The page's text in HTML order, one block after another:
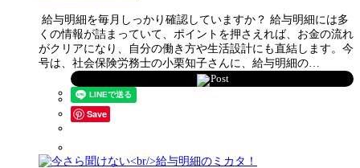
給与明細を毎月しっかり確認していますか？ 給与明細には多
くの情報が詰まっていて、ポイントを押さえれば、お金の流れ
がクリアになり、自分の働き方や生活設計にも直結します。今
号は、社会保険労務士の小栗知子さんに、給与明細の…
Post
Save